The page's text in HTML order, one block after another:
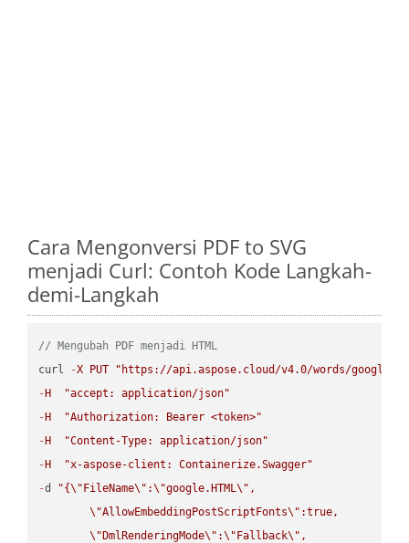
Cara Mengonversi PDF to SVG
menjadi Curl: Contoh Kode Langkah-
demi-Langkah
// Mengubah PDF menjadi HTML
curl
-X PUT
"https://api.aspose.cloud/v4.0/words/
- H
"accept: application/json"
- H
"Authorization: Bearer <token>"
- H
"Content-Type: application/json"
- H
"x-aspose-client: Containerize.Swagger"
-d "{\" FileName\" :\"google.HTML\" ,
\"AllowEmbeddingPostScriptFonts\" :true,
\" DmlRenderingMode\" :\" Fallback\" ,